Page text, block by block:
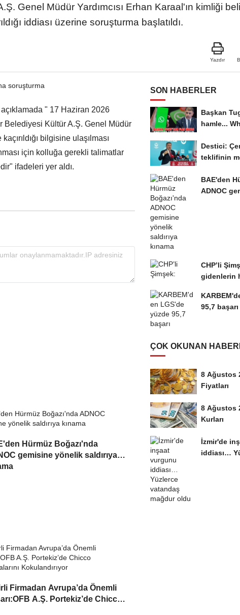
Genel Müdür Yardımcısı Erhan Karaal'ın kimliği
iddiası üzerine soruşturma başlatıldı.
Yazdır
açıklamada " 17 Haziran 2026
Kültür A.Ş. Genel Müdür
bilgisine ulaşılması
için kolluğa gerekli talimatlar
ifadeleri yer aldı.
Hürmüz Boğazı'nda
gemisine yönelik saldırıya
Firmadan Avrupa’da Önemli
A.Ş. Portekiz’de Chicco
SON HABERLER
Başkan
hamle...
Destici:
teklifinin
BAE'den
ADNOC
CHP’li
gidenlerin
95,7 başarı
ÇOK OKUNAN
8 Ağustos
Fiyatları
8 Ağustos
Kurları
İzmir'de
iddiası…